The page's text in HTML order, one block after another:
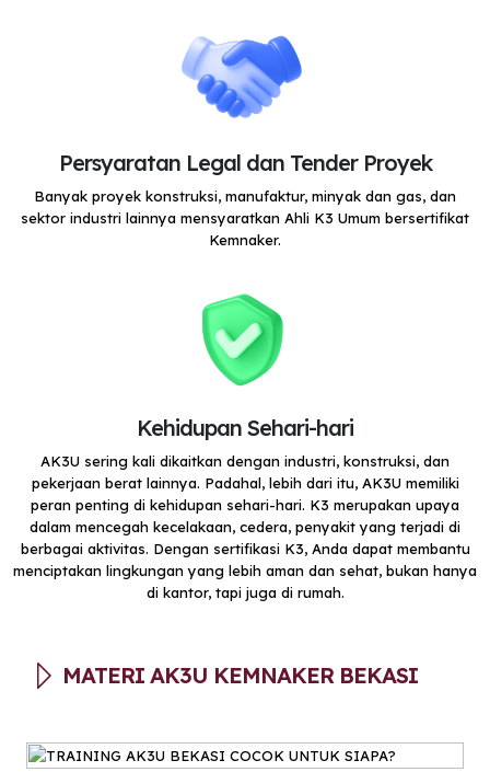
Persyaratan Legal dan Tender Proyek
Banyak proyek konstruksi, manufaktur, minyak dan gas, dan
sektor industri lainnya mensyaratkan Ahli K3 Umum bersertifikat
Kemnaker.
Kehidupan Sehari-hari
AK3U sering kali dikaitkan dengan industri, konstruksi, dan
pekerjaan berat lainnya. Padahal, lebih dari itu, AK3U memiliki
peran penting di kehidupan sehari-hari. K3 merupakan upaya
dalam mencegah kecelakaan, cedera, penyakit yang terjadi di
berbagai aktivitas. Dengan sertifikasi K3, Anda dapat membantu
menciptakan lingkungan yang lebih aman dan sehat, bukan hanya
di kantor, tapi juga di rumah.
MATERI AK3U KEMNAKER BEKASI